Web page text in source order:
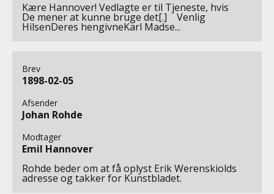
Kære Hannover! Vedlagte er til Tjeneste, hvis
De mener at kunne bruge det[.] Venlig
HilsenDeres hengivneKarl Madse...
Brev
1898-02-05
Afsender
Johan Rohde
Modtager
Emil Hannover
Rohde beder om at få oplyst Erik Werenskiolds
adresse og takker for Kunstbladet.